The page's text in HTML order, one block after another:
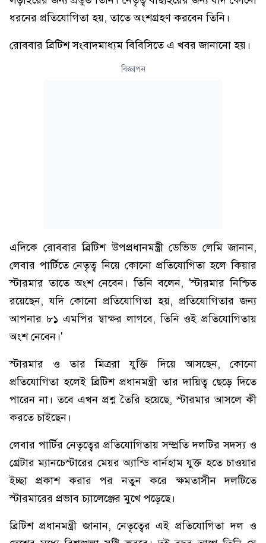
ধরনের প্রতিযোগিতা হয়, তাতে অংশগ্রহণ করবেন তিনি।
রোববার ব্রিটিশ সংবাদমাধ্যম বিবিসিতে এ খবর জানানো হয়।
বিজ্ঞাপন
এদিকে রোববার ব্রিটিশ উপপ্রধানমন্ত্রী ডেভিড লেমি জানান,
লেবার পার্টিতে নেতৃত্ব নিয়ে কোনো প্রতিযোগিতা হলে কিয়ার
স্টারমার তাতে অংশ নেবেন। তিনি বলেন, 'স্টারমার নিশ্চিত
রয়েছেন, যদি কোনো প্রতিযোগিতা হয়, প্রতিযোগিতার জন্য
আপনার ৮১ এমপির স্বাক্ষর লাগবে, তিনি ওই প্রতিযোগিতায়
অংশ নেবেন।'
স্টারমার ও তার মিত্ররা যুক্তি দিয়ে আসছেন, কোনো
প্রতিযোগিতা হলেই ব্রিটিশ প্রধানমন্ত্রী তার দায়িত্ব ছেড়ে দিতে
পারেন না। তবে এখন প্রশ্ন তৈরি হয়েছে, স্টারমার আসলে কী
করতে চাইছেন।
লেবার পার্টির নেতৃত্বের প্রতিযোগিতায় সম্প্রতি দলটির সদস্য ও
গ্রেটার ম্যানচেস্টারের মেয়র অ্যান্ডি বার্নহাম যুক্ত হতে চাওয়ার
ইচ্ছা প্রকাশ করার পর নতুন করে ক্ষমতাসীন দলটিতে
স্টারমারের প্রভাব চ্যালেঞ্জের মুখে পড়েছে।
ব্রিটিশ প্রধানমন্ত্রী জানান, নেতৃত্বের এই প্রতিযোগিতা দল ও